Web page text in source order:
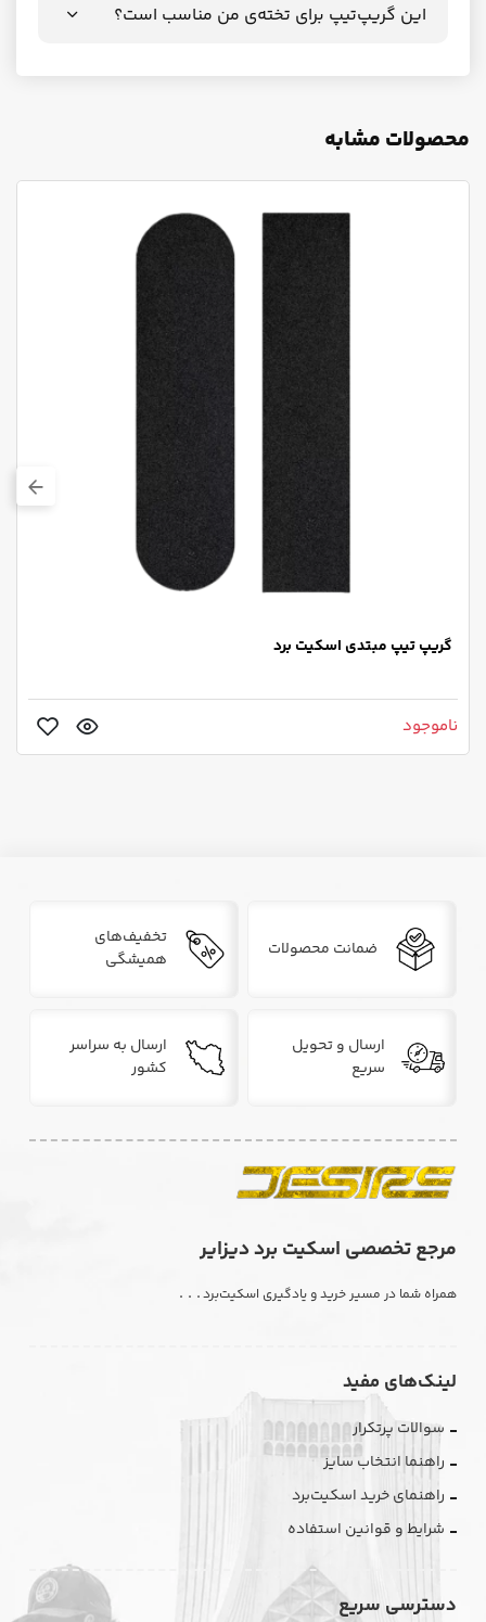
این گریپ‌تیپ برای تخته‌ی من مناسب است؟
محصولات مشابه
گریپ تیپ مبتدی اسکیت برد
ناموجود
ضمانت محصولات
تخفیف‌های
همیشگی
ارسال و تحویل
سریع
ارسال به سراسر
کشور
مرجع تخصصی اسکیت برد دیزایر
همراه شما در مسیر خرید و یادگیری اسکیت‌برد. . .
لینک‌های مفید
سوالات پرتکرار
راهنما انتخاب سایز
راهنمای خرید اسکیت‌برد
شرایط و قوانین استفاده
دسترسی سریع